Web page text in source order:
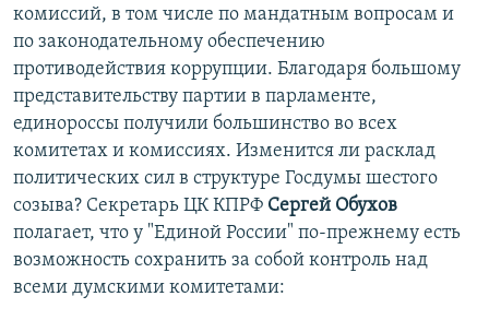
комиссий, в том числе по мандатным вопросам и
по законодательному обеспечению
противодействия коррупции. Благодаря большому
представительству партии в парламенте,
единороссы получили большинство во всех
комитетах и комиссиях. Изменится ли расклад
политических сил в структуре Госдумы шестого
созыва? Секретарь ЦК КПРФ Сергей Обухов
полагает, что у "Единой России" по-прежнему есть
возможность сохранить за собой контроль над
всеми думскими комитетами: